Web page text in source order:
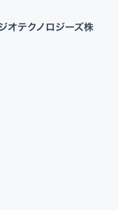
オテクノロジーズ株